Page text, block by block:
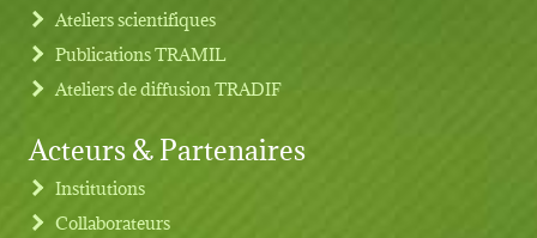
Ateliers scientifiques
Publications TRAMIL
Ateliers de diffusion TRADIF
Acteurs & Partenaires
Institutions
Collaborateurs